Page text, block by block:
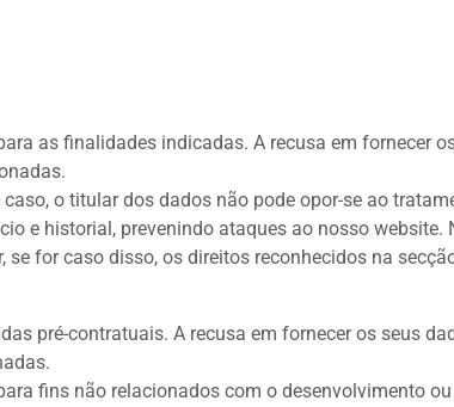
as finalidades indicadas. A recusa em fornecer
o titular dos dados não pode opor-se ao
e historial, prevenindo ataques ao nosso website.
for caso disso, os direitos reconhecidos na
pré-contratuais. A recusa em fornecer os seus
fins não relacionados com o desenvolvimento